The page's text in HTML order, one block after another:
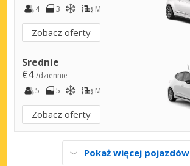
4
3 M
Zobacz oferty
Srednie
€4/dziennie
5
5 M
Zobacz oferty
Pokaż więcej pojazdów